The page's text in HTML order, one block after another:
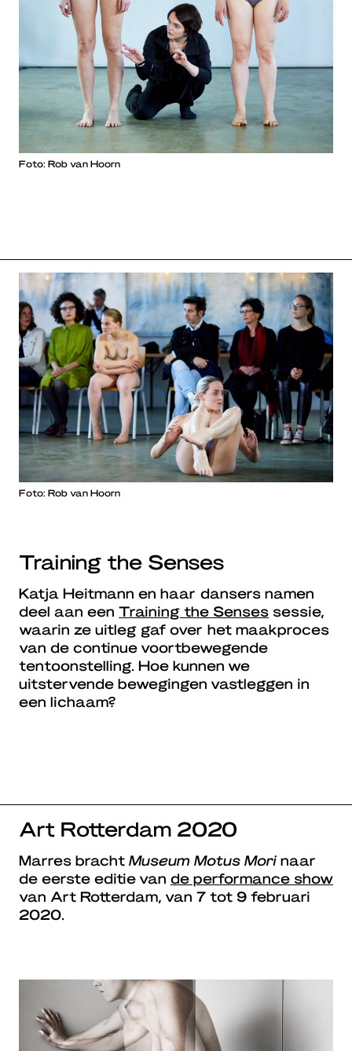
Foto: Rob van Hoorn
Foto: Rob van Hoorn
Training the Senses
Katja Heitmann en haar dansers namen
deel aan een Training the Senses sessie,
waarin ze uitleg gaf over het maakproces
van de continue voortbewegende
tentoonstelling. Hoe kunnen we
uitstervende bewegingen vastleggen in
een lichaam?
Art Rotterdam 2020
Marres bracht Museum Motus Mori naar
de eerste editie van de performance show
van Art Rotterdam, van 7 tot 9 februari
2020.